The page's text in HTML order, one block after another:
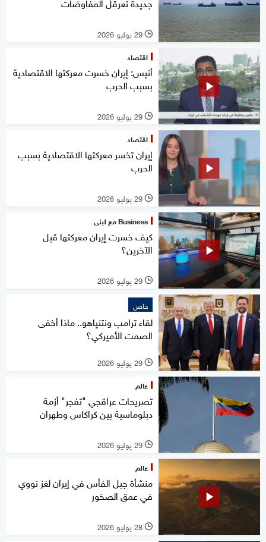
l 29 يوليو 2026
اقتصاد
أنيس: إيران خسرت معركتها الاقتصادية
بسبب الحرب
l 29 يوليو 2026
اقتصاد
إيران تخسر معركتها الاقتصادية بسبب
الحرب
l 29 يوليو 2026
Business مع لبنى
كيف خسرت إيران معركتها قبل
الآخرين؟
l 29 يوليو 2026
خاص
لقاء ترامب ونتنياهو.. ماذا أخفى
الصمت الأميركي؟
l 29 يوليو 2026
عالم
تصريحات عراقجي "تفجر" أزمة
دبلوماسية بين كراكاس وطهران
l 29 يوليو 2026
عالم
منشأة جبل الفأس في إيران لغز نووي
في عمق الصخور
l 28 يوليو 2026